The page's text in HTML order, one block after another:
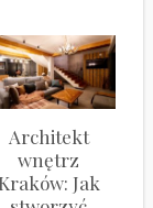
Architekt
wnętrz
Kraków: Jak